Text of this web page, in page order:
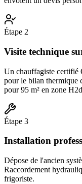
Étape 2
Visite technique
Un chauffagiste certifié
pour le bilan thermique
pour 95 m² en zone
Étape 3
Installation
Dépose de l'ancien
Raccordement
frigoriste.